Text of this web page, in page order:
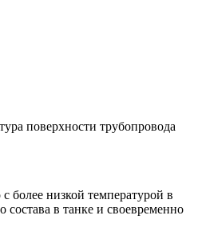
поверхности трубопровода
более низкой температурой в
в танке и своевременно